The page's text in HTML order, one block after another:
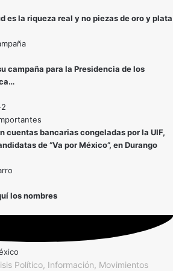
es la riqueza real y no piezas de oro y plata
campaña para la Presidencia de los
cuentas bancarias congeladas por la UIF,
de “Va por México”, en Durango
los nombres
Político, Información, Movimientos